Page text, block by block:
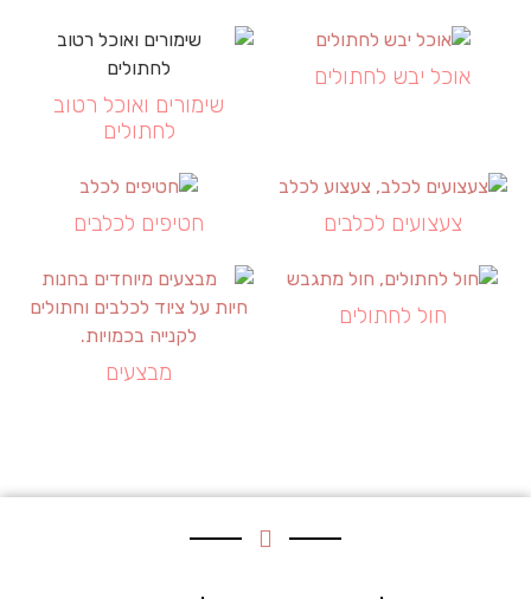
אוכל יבש לחתולים
שימורים ואוכל רטוב
לחתולים
צעצועים לכלבים חטיפים לכלבים
חול לחתולים
מבצעים